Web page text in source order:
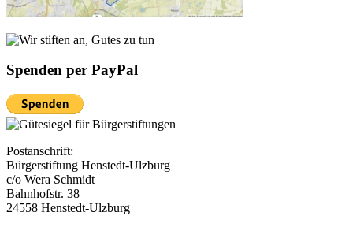
Spenden per PayPal
Postanschrift:
Bürgerstiftung Henstedt-Ulzburg
c/o Wera Schmidt
Bahnhofstr. 38
24558 Henstedt-Ulzburg